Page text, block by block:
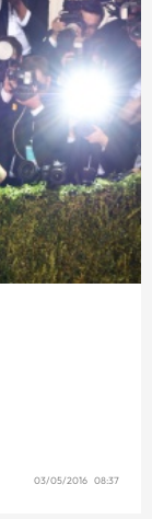
03/05/2016 08:37